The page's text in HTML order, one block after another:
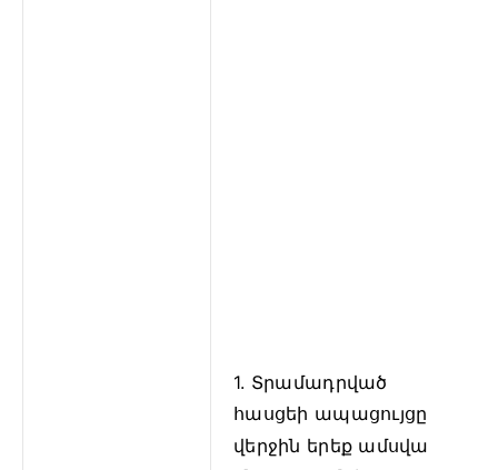
1. Տրամադրված
հասցեի ապացույցը
վերջին երեք ամսվա